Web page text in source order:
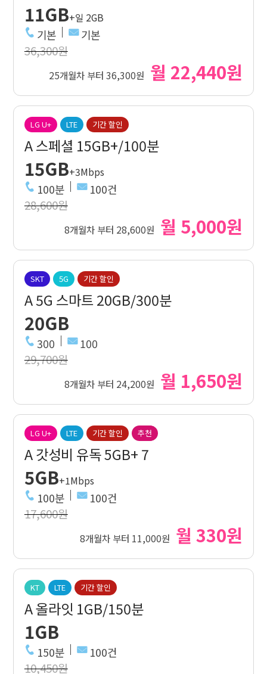
11GB+일 2GB
기본 기본
36,300원
25개월차 부터 36,300원 월 22,440원
LG U+ LTE 기간 할인
A 스페셜 15GB+/100분
15GB+3Mbps
100분 100건
28,600원
8개월차 부터 28,600원 월 5,000원
SKT 5G 기간 할인
A 5G 스마트 20GB/300분
20GB
300 100
29,700원
8개월차 부터 24,200원 월 1,650원
LG U+ LTE 기간 할인 추천
A 갓성비 유독 5GB+ 7
5GB+1Mbps
100분 100건
17,600원
8개월차 부터 11,000원 월 330원
KT LTE 기간 할인
A 올라잇 1GB/150분
1GB
150분 100건
10,450원